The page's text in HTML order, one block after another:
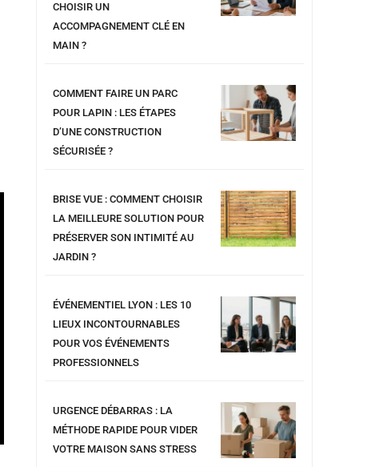
CHOISIR UN
ACCOMPAGNEMENT CLÉ EN
MAIN ?
COMMENT FAIRE UN PARC
POUR LAPIN : LES ÉTAPES
D’UNE CONSTRUCTION
SÉCURISÉE ?
BRISE VUE : COMMENT CHOISIR
LA MEILLEURE SOLUTION POUR
PRÉSERVER SON INTIMITÉ AU
JARDIN ?
ÉVÉNEMENTIEL LYON : LES 10
LIEUX INCONTOURNABLES
POUR VOS ÉVÉNEMENTS
PROFESSIONNELS
URGENCE DÉBARRAS : LA
MÉTHODE RAPIDE POUR VIDER
VOTRE MAISON SANS STRESS